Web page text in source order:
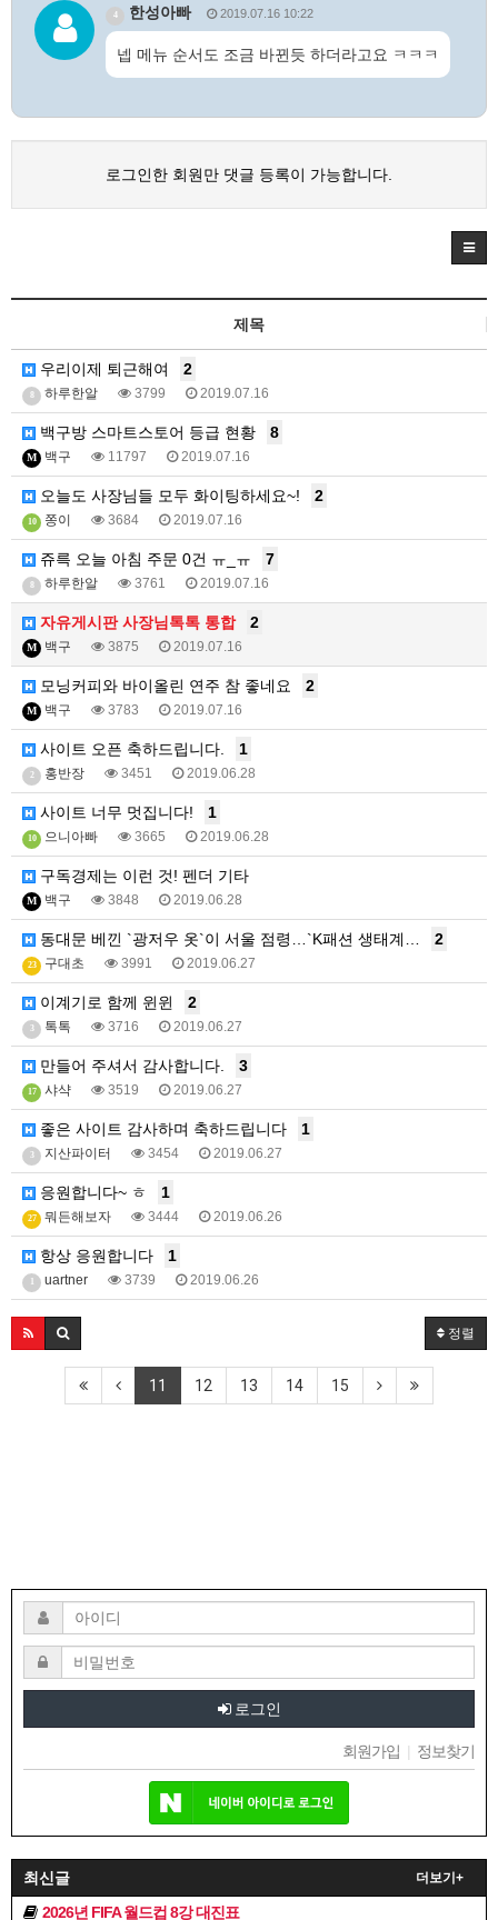
4 한성아빠 2019.07.16 10:22
넵 메뉴 순서도 조금 바뀐듯 하더라고요 ㅋㅋㅋ
로그인한 회원만 댓글 등록이 가능합니다.
제목
우리이제 퇴근해여 2
하루한알 3799 2019.07.16
백구방 스마트스토어 등급 현황 8
M 백구 11797 2019.07.16
오늘도 사장님들 모두 화이팅하세요~! 2
10 쫑이 3684 2019.07.16
쥬륵 오늘 아침 주문 0건 ㅠ_ㅠ 7
하루한알 3761 2019.07.16
자유게시판 사장님톡톡 통합 2
M 백구 3875 2019.07.16
모닝커피와 바이올린 연주 참 좋네요 2
M 백구 3783 2019.07.16
사이트 오픈 축하드립니다. 1
2 홍반장 3451 2019.06.28
사이트 너무 멋집니다! 1
10 으니아빠 3665 2019.06.28
구독경제는 이런 것! 펜더 기타
M 백구 3848 2019.06.28
동대문 베낀 `광저우 옷`이 서울 점령…`K패션 생태계… 2
23 구대초 3991 2019.06.27
이계기로 함께 윈윈 2
3 톡톡 3716 2019.06.27
만들어 주셔서 감사합니다. 3
17 샤샥 3519 2019.06.27
좋은 사이트 감사하며 축하드립니다 1
3 지산파이터 3454 2019.06.27
응원합니다~ ㅎ 1
27 뭐든해보자 3444 2019.06.26
항상 응원합니다 1
uartner 3739 2019.06.26
정렬
11 12 13 14 15
로그인
회원가입 | 정보찾기
최신글 더보기+
2026년 FIFA 월드컵 8강 대진표